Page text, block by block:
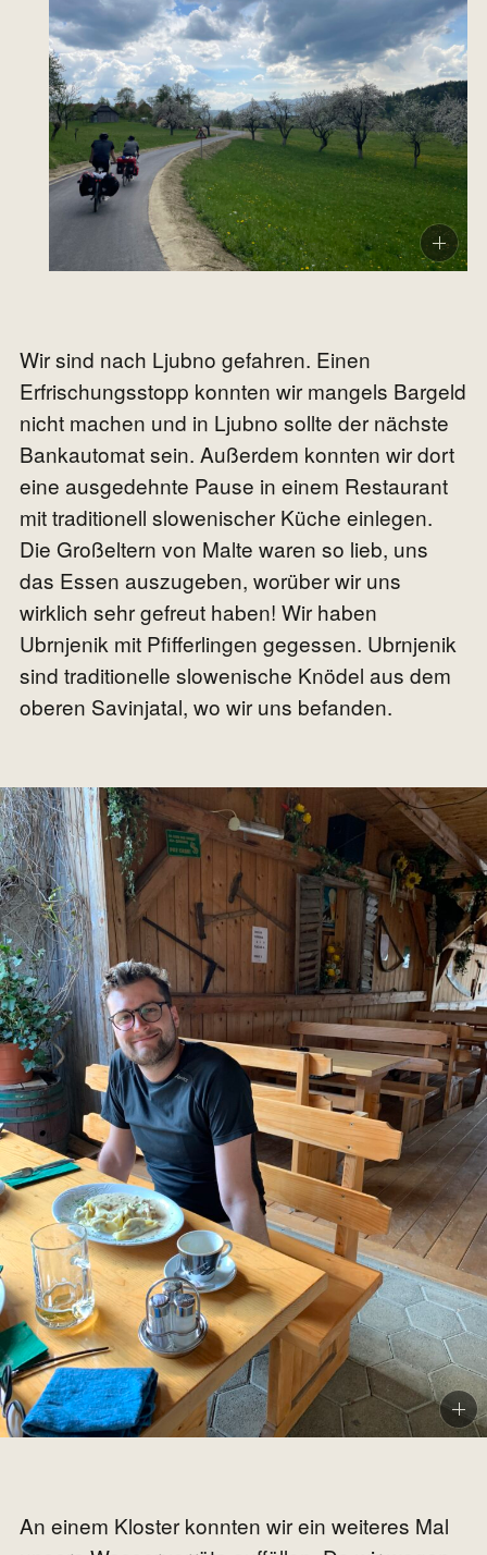
Wir sind nach Ljubno gefahren. Einen
Erfrischungsstopp konnten wir mangels Bargeld
nicht machen und in Ljubno sollte der nächste
Bankautomat sein. Außerdem konnten wir dort
eine ausgedehnte Pause in einem Restaurant
mit traditionell slowenischer Küche einlegen.
Die Großeltern von Malte waren so lieb, uns
das Essen auszugeben, worüber wir uns
wirklich sehr gefreut haben! Wir haben
Ubrnjenik mit Pfifferlingen gegessen. Ubrnjenik
sind traditionelle slowenische Knödel aus dem
oberen Savinjatal, wo wir uns befanden.
An einem Kloster konnten wir ein weiteres Mal